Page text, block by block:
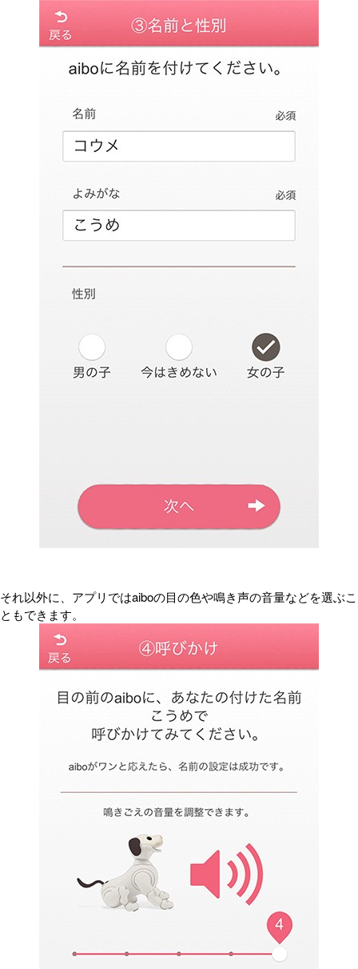
それ以外に、アプリではaiboの目の色や鳴き声の音量などを選ぶこ
ともできます。